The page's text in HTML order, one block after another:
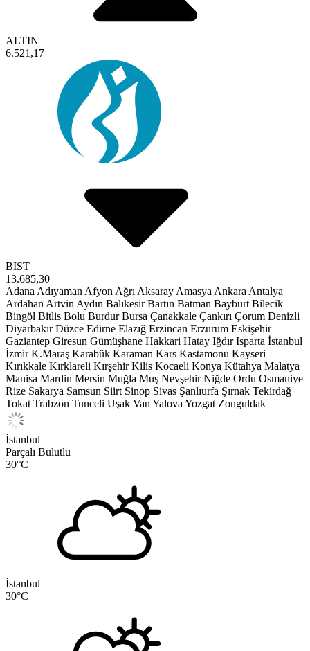
ALTIN
6.521,17
BIST
13.685,30
Adana Adıyaman Afyon Ağrı Aksaray Amasya Ankara Antalya
Ardahan Artvin Aydın Balıkesir Bartın Batman Bayburt Bilecik
Bingöl Bitlis Bolu Burdur Bursa Çanakkale Çankırı Çorum Denizli
Diyarbakır Düzce Edirne Elazığ Erzincan Erzurum Eskişehir
Gaziantep Giresun Gümüşhane Hakkari Hatay Iğdır Isparta İstanbul
İzmir K.Maraş Karabük Karaman Kars Kastamonu Kayseri
Kırıkkale Kırklareli Kırşehir Kilis Kocaeli Konya Kütahya Malatya
Manisa Mardin Mersin Muğla Muş Nevşehir Niğde Ordu Osmaniye
Rize Sakarya Samsun Siirt Sinop Sivas Şanlıurfa Şırnak Tekirdağ
Tokat Trabzon Tunceli Uşak Van Yalova Yozgat Zonguldak
İstanbul
Parçalı Bulutlu
30°C
İstanbul
30°C